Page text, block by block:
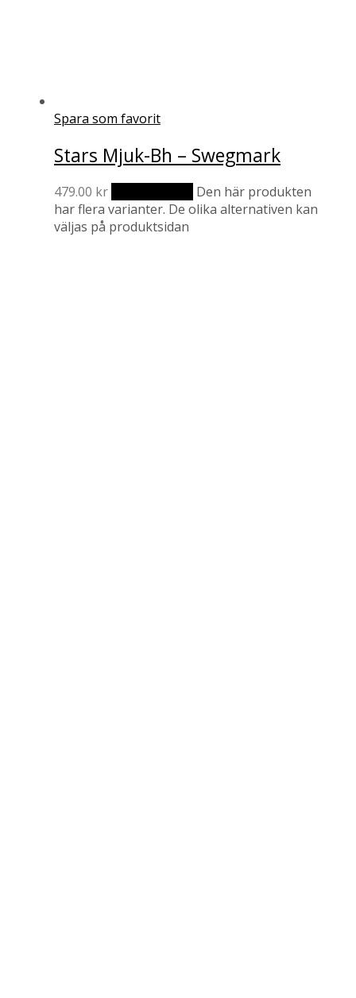
Spara som favorit
Stars Mjuk-Bh – Swegmark
479.00 kr
Den här produkten
har flera varianter. De olika alternativen kan
väljas på produktsidan